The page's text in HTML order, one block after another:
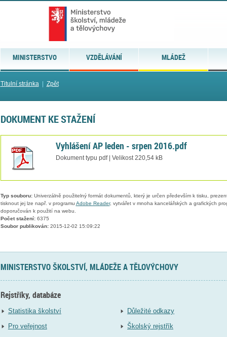
MINISTERSTVO VZDĚLÁVÁNÍ MLÁDEŽ
Titulní stránka| Zpět
DOKUMENT KE STAŽENÍ
Vyhlášení AP leden - srpen 2016.pdf
Dokument typu pdf | Velikost 220,54 kB
Typ souboru:Univerzálně použitelný formát dokumentů, který je určen především k tisku,
tisknout jej lze např. v programu Adobe Reader, vytvářet v mnoha kancelářských a grafických
doporučován k použití na webu.
Počet stažení:6375
Soubor publikován:2015-12-02 15:09:22
MINISTERSTVO ŠKOLSTVÍ, MLÁDEŽE A TĚLOVÝCHOVY
Rejstříky, databáze
Statistika školství
Pro veřejnost
Důležité odkazy
Školský rejstřík